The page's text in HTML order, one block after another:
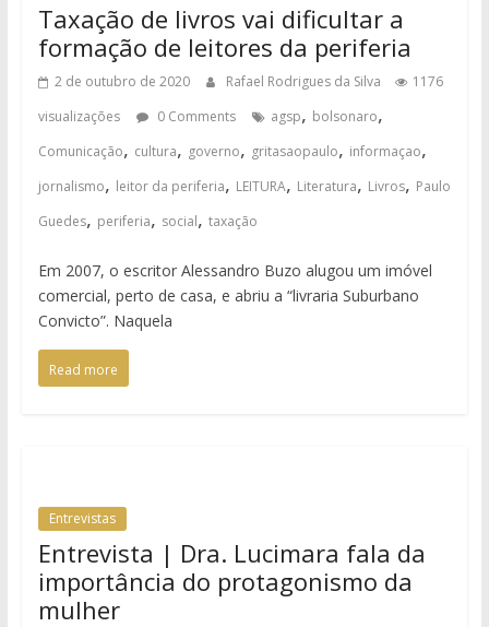
Taxação de livros vai dificultar a
formação de leitores da periferia
2 de outubro de 2020 Rafael Rodrigues da Silva
1176
visualizações
0 Comments agsp, bolsonaro,
Comunicação, cultura, governo, gritasaopaulo, informaçao,
jornalismo, leitor da periferia, LEITURA, Literatura, Livros, Paulo
Guedes, periferia, social, taxação
Em 2007, o escritor Alessandro Buzo alugou um imóvel
comercial, perto de casa, e abriu a “livraria Suburbano
Convicto”. Naquela
Read more
Entrevistas
Entrevista | Dra. Lucimara fala da
importância do protagonismo da
mulher